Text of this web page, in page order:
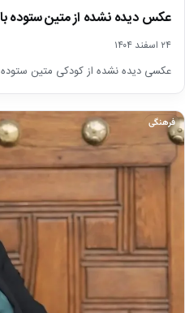
عکس دیده نشده از متین ستوده
۲۴ اسفند ۱۴۰۴
عکسی دیده نشده از کودکی متین ستوده
فرهنگی